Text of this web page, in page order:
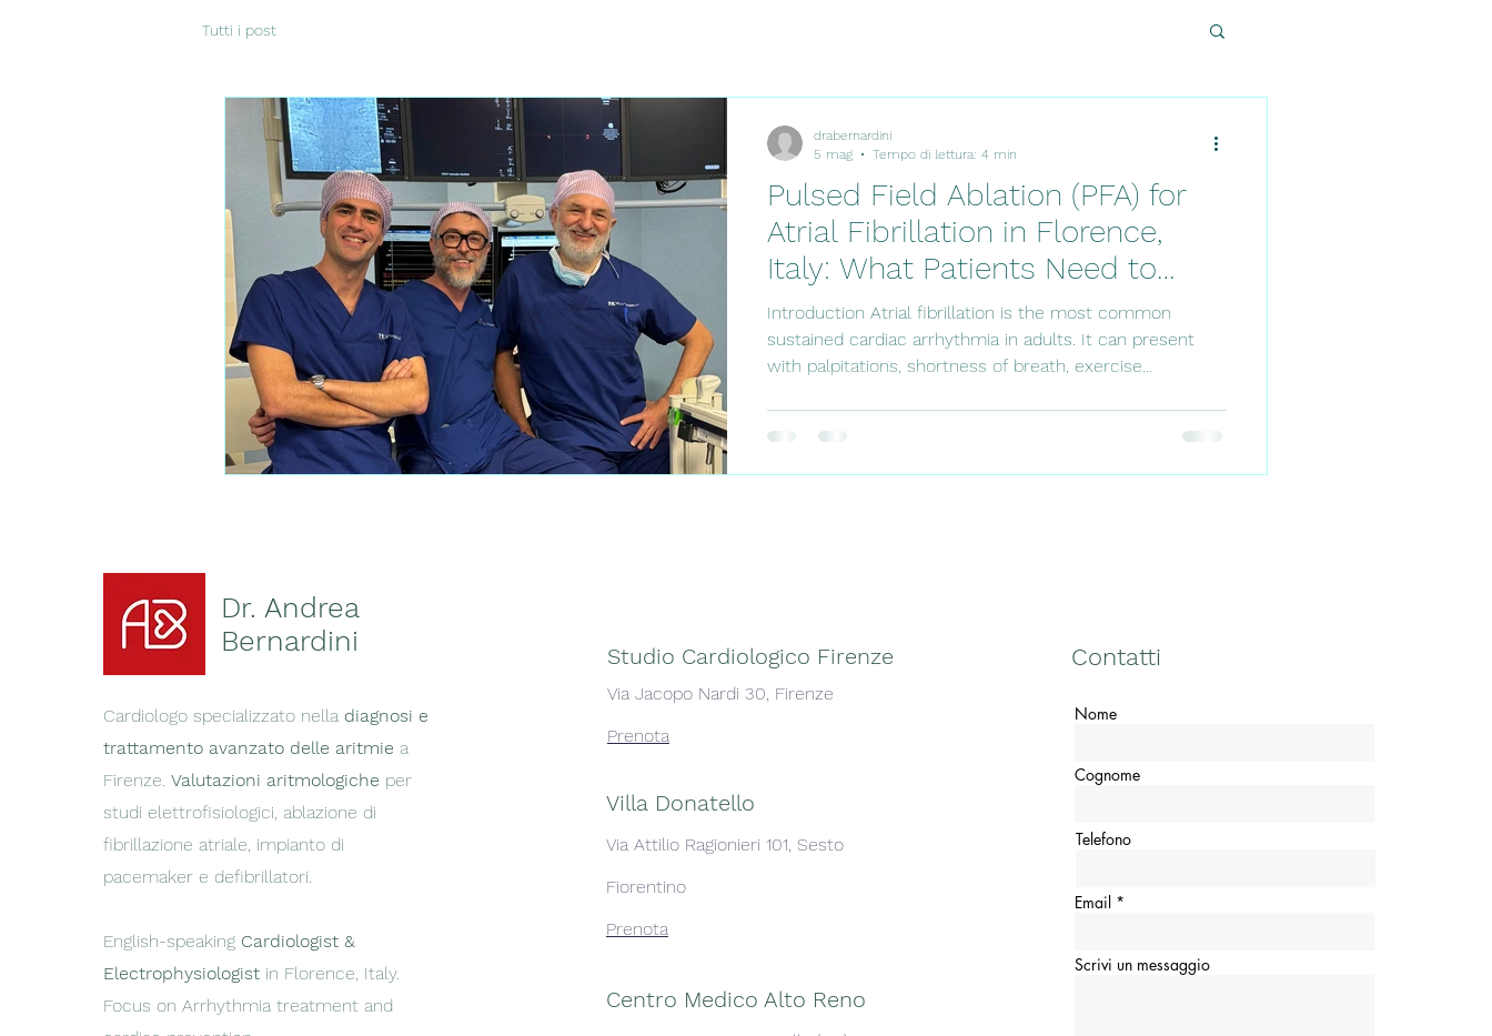
Tutti i post
Pulsed Field Ablation (PFA) for
Atrial Fibrillation in Florence,
Italy: What Patients Need to
Know
Introduction Atrial fibrillation is the most common
sustained cardiac arrhythmia in adults. It can present
with palpitations, shortness of breath, exercise
atrial fibrillation requires careful evaluation, as treatment
extends beyond symptom relief to include stroke
drabernardini
5 mag
Tempo di lettura: 4 min
Dr. Andrea
Bernardini
Cardiologo specializzato nella diagnosi e
trattamento avanzato delle aritmie a
Firenze. Valutazioni aritmologiche per
studi elettrofisiologici, ablazione di
fibrillazione atriale, impianto di
pacemaker e defibrillatori.
English-speaking Cardiologist &
Electrophysiologist in Florence, Italy.
Focus on Arrhythmia treatment and
Studio Cardiologico Firenze
Via Jacopo Nardi 30, Firenze
Prenota
Villa Donatello
Via Attilio Ragionieri 101, Sesto
Fiorentino
Prenota
Centro Medico Alto Reno
Contatti
Nome
Cognome
Telefono
Email
Scrivi un messaggio